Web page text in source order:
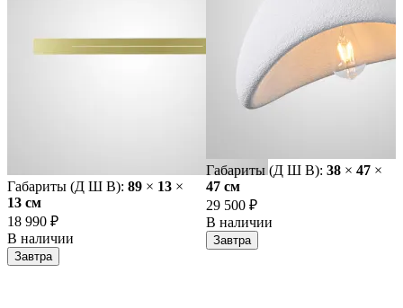
Габариты (Д Ш В): 89 × 13 ×
13 cм
18 990 ₽
В наличии
Завтра
Габариты (Д Ш В): 38 × 47 ×
47 cм
29 500 ₽
В наличии
Завтра